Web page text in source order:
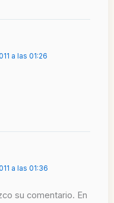
a las 01:26
a las 01:36
su comentario. En